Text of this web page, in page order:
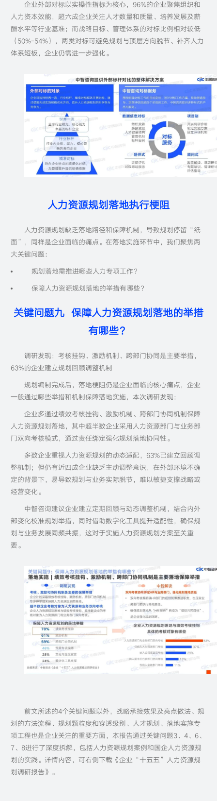
企业外部对标以实操性指标为核心，96%的企业聚焦组织和
人力资本效能，超六成企业关注人才数量和质量、培养发展及薪
酬水平等行业基准；而战略目标、管理体系的对标比例相对较低
（50%-54%），两类对标可避免规划与顶层方向脱节、补齐人力
体系短板，企业仍需进一步强化。
人力资源规划落地执行梗阻
人力资源规划缺乏落地路径和保障机制，导致规划停留“纸
面”，同样是企业面临的痛点。在落地实施环节中，我们聚焦两
大关键问题：
规划落地需推进哪些人力专项工作？
保障人力资源规划落地的举措有哪些？
关键问题九 保障人力资源规划落地的举措
有哪些？
调研发现：考核挂钩、激励机制、跨部门协同是主要举措，
63%的企业建立规划回顾调整机制
规划编制完成后，落地梗阻仍是企业面临的核心痛点，企业
一般通过哪些举措和机制保障落地实施，本次调研发现：
企业多通过绩效考核挂钩、激励机制、跨部门协同机制保障
人力资源规划落地，其中超半数企业采用人力资源部门与业务部
门双向考核模式，通过责任绑定强化规划落地协同性。
多数企业重视人力资源规划的动态适配，63%已建立回顾调
整机制；但仍有近四成企业缺乏主动调整意识，在外部环境不确
定的背景下，易导致规划与业务实际脱节，难以敏捷支撑战略或
经营变化。
中智咨询建议企业建立定期回顾与动态调整机制，结合内外
部变化校准规划举措，同时借助数字化工具提升适配性，确保规
划与业务发展同频共振，这对于实施人力资源规划方案至关重
要。
前文所述的4个关键问题以外，战略承接效果及亮点做法、规
划的方法流程、规划颗粒度和穿透级别、人才规划、落地实施专
项工程也是企业关注的重要方面，本报告通过关键问题3、4、6、
7、8进行了深度拆解，包括人力资源规划案例和国企人力资源规
划的实践。详情内容，可右侧下载《企业“十五五”人力资源规
划调研报告》。